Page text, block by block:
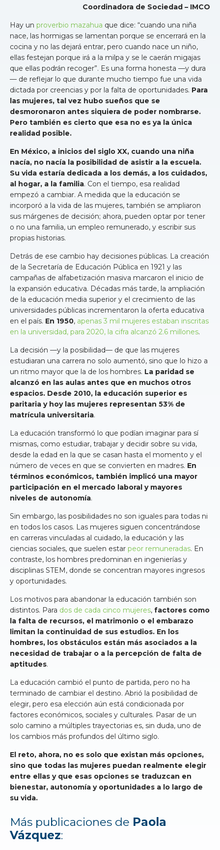
Coordinadora de Sociedad – IMCO
Hay un proverbio mazahua que dice: “cuando una niña
nace, las hormigas se lamentan porque se encerrará en la
cocina y no las dejará entrar, pero cuando nace un niño,
ellas festejan porque irá a la milpa y se le caerán migajas
que ellas podrán recoger”. Es una forma honesta —y dura
— de reflejar lo que durante mucho tiempo fue una vida
dictada por creencias y por la falta de oportunidades. Para
las mujeres, tal vez hubo sueños que se
desmoronaron antes siquiera de poder nombrarse.
Pero también es cierto que esa no es ya la única
realidad posible.
En México, a inicios del siglo XX, cuando una niña
nacía, no nacía la posibilidad de asistir a la escuela.
Su vida estaría dedicada a los demás, a los cuidados,
al hogar, a la familia. Con el tiempo, esa realidad
empezó a cambiar. A medida que la educación se
incorporó a la vida de las mujeres, también se ampliaron
sus márgenes de decisión; ahora, pueden optar por tener
o no una familia, un empleo remunerado, y escribir sus
propias historias.
Detrás de ese cambio hay decisiones públicas. La creación
de la Secretaría de Educación Pública en 1921 y las
campañas de alfabetización masiva marcaron el inicio de
la expansión educativa. Décadas más tarde, la ampliación
de la educación media superior y el crecimiento de las
universidades públicas incrementaron la oferta educativa
en el país. En 1950, apenas 3 mil mujeres estaban inscritas
en la universidad, para 2020, la cifra alcanzó 2.6 millones.
La decisión —y la posibilidad— de que las mujeres
estudiaran una carrera no solo aumentó, sino que lo hizo a
un ritmo mayor que la de los hombres. La paridad se
alcanzó en las aulas antes que en muchos otros
espacios. Desde 2010, la educación superior es
paritaria y hoy las mujeres representan 53% de
matrícula universitaria.
La educación transformó lo que podían imaginar para sí
mismas, como estudiar, trabajar y decidir sobre su vida,
desde la edad en la que se casan hasta el momento y el
número de veces en que se convierten en madres. En
términos económicos, también implicó una mayor
participación en el mercado laboral y mayores
niveles de autonomía.
Sin embargo, las posibilidades no son iguales para todas ni
en todos los casos. Las mujeres siguen concentrándose
en carreras vinculadas al cuidado, la educación y las
ciencias sociales, que suelen estar peor remuneradas. En
contraste, los hombres predominan en ingenierías y
disciplinas STEM, donde se concentran mayores ingresos
y oportunidades.
Los motivos para abandonar la educación también son
distintos. Para dos de cada cinco mujeres, factores como
la falta de recursos, el matrimonio o el embarazo
limitan la continuidad de sus estudios. En los
hombres, los obstáculos están más asociados a la
necesidad de trabajar o a la percepción de falta de
aptitudes.
La educación cambió el punto de partida, pero no ha
terminado de cambiar el destino. Abrió la posibilidad de
elegir, pero esa elección aún está condicionada por
factores económicos, sociales y culturales. Pasar de un
solo camino a múltiples trayectorias es, sin duda, uno de
los cambios más profundos del último siglo.
El reto, ahora, no es solo que existan más opciones,
sino que todas las mujeres puedan realmente elegir
entre ellas y que esas opciones se traduzcan en
bienestar, autonomía y oportunidades a lo largo de
su vida.
Más publicaciones de Paola
Vázquez: